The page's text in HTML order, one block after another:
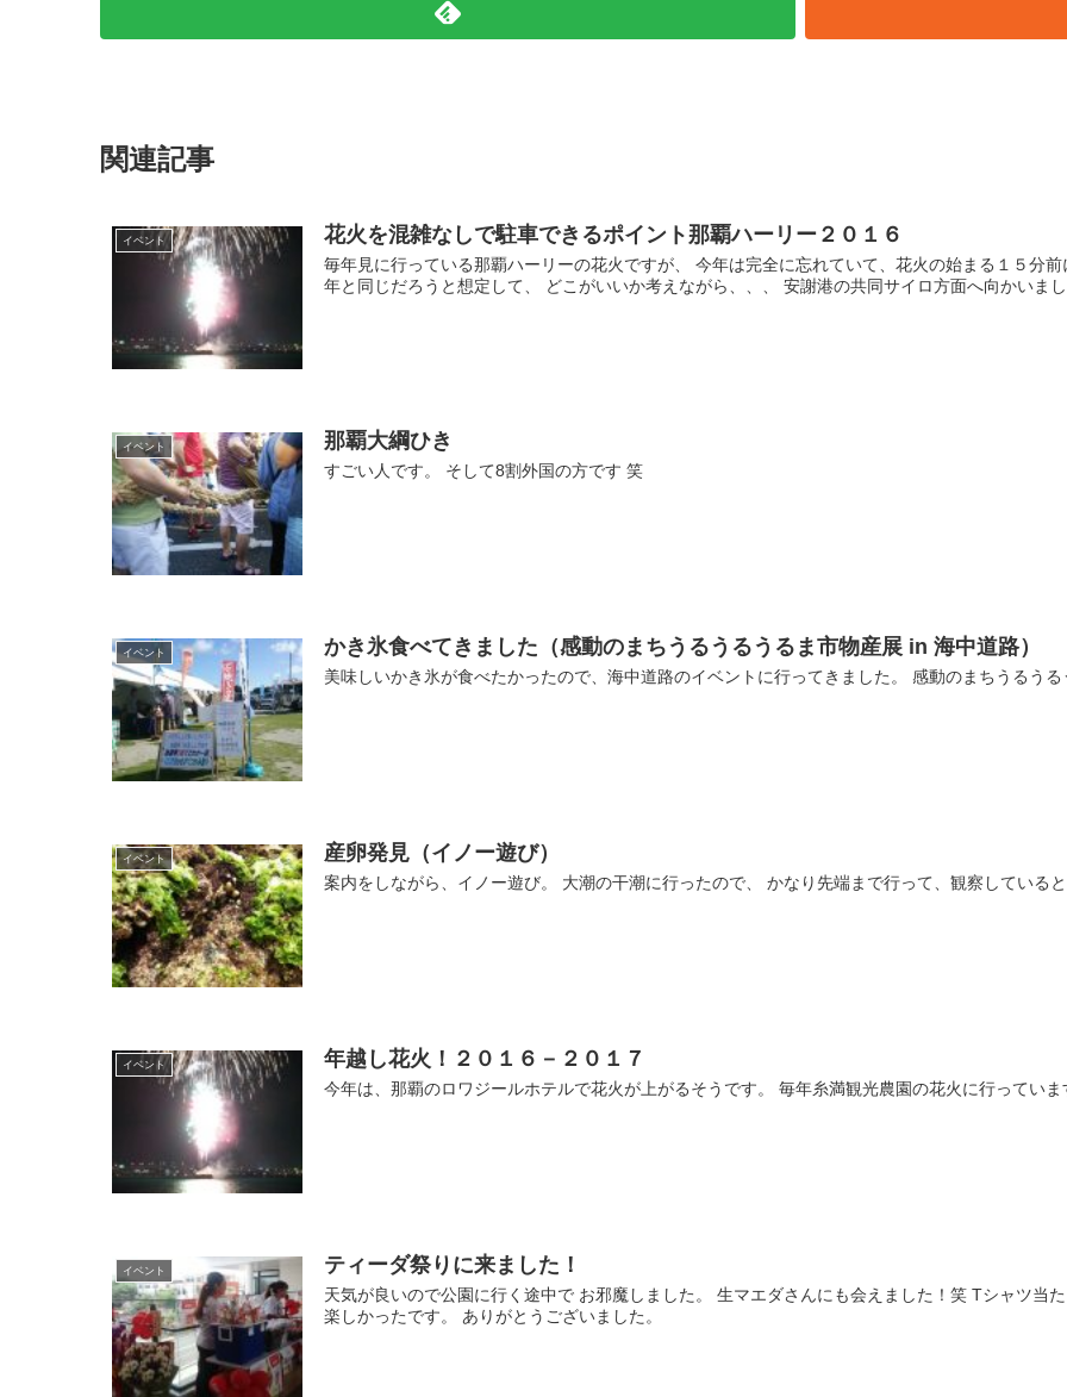
関連記事
イベント 花火を混雑なしで駐車できるポイント那覇ハーリー２０１６
毎年見に行っている那覇ハーリーの花火ですが、 今年は完全に忘れていて、花火の始まる１５分
年と同じだろうと想定して、 どこがいいか考えながら、、、 安謝港の共同サイロ方面へ向かいまし
イベント 那覇大綱ひき
すごい人です。 そして8割外国の方です 笑
イベント かき氷食べてきました（感動のまちうるうるうるま市物産展 in 海中道路）
美味しいかき氷が食べたかったので、海中道路のイベントに行ってきました。 感動のまちうるう
イベント 産卵発見（イノー遊び）
案内をしながら、イノー遊び。 大潮の干潮に行ったので、 かなり先端まで行って、観察している
イベント 年越し花火！２０１６－２０１７
今年は、那覇のロワジールホテルで花火が上がるそうです。 毎年糸満観光農園の花火に行っていま
イベント ティーダ祭りに来ました！
天気が良いので公園に行く途中で お邪魔しました。 生マエダさんにも会えました！笑 Tシャツ当
楽しかったです。 ありがとうございました。